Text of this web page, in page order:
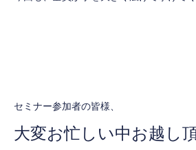
セミナー参加者の皆様、
大変お忙しい中お越し